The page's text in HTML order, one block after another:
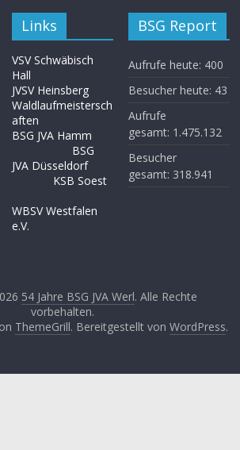
Links
VSV Schwäbisch
Hall
JVSV Heinsberg
Waldlaufmeistersch
aften
BSG JVA Hamm
BSG
JVA Düsseldorf
KSB Soest
WBSV Westfalen
e.V.
BSG Report
Aufrufe heute: 400
Besucher heute: 43
Aufrufe
gesamt: 1.475.132
Besucher
gesamt: 318.941
54 Jahre BSG JVA Werl. Alle Rechte
vorbehalten.
ThemeGrill. Bereitgestellt von WordPress.